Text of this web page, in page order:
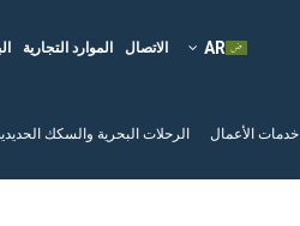
الموارد التجارية الاتصال
خدمات الأعمال الرحلات البحرية والسكك